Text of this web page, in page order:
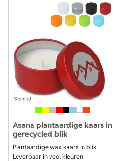
Asana plantaardige kaars in
gerecycled blik
Plantaardige wax kaars in blik
Leverbaar in veel kleuren